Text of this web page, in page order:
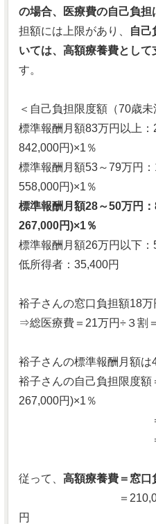
の場合、医療費の自己負担
担額には上限があり、
自己
いては、高額療養費として
す。
＜自己負担限度額（70歳未
標準報酬月額83万円以上
842,000円)×1％
標準報酬月額53～79万円
558,000円)×1％
標準報酬月額28～50万円
267,000円)×1％
標準報酬月額26万円以下：
低所得者：35,400円
裕子さんの窓口負担額18
⇒総医療費＝21万円÷３割
裕子さんの標準報酬月額
裕子さんの自己負担限度額
267,000円)×1％
＝80,100円
＝
従って、 高額療養費＝窓口
＝210,000円－
円